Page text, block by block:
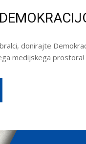
donirajte
medijskega prostora!